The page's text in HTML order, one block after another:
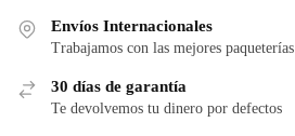
Envíos Internacionales
Trabajamos con las mejores paqueterías
30 días de garantía
Te devolvemos tu dinero por defectos